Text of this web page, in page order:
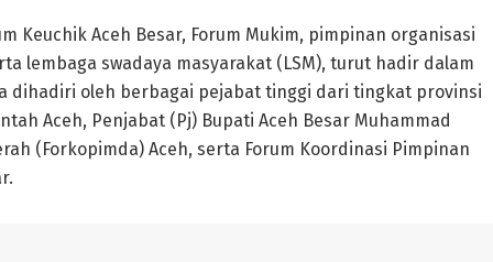
Keuchik Aceh Besar, Forum Mukim, pimpinan organisasi
lembaga swadaya masyarakat (LSM), turut hadir dalam
dihadiri oleh berbagai pejabat tinggi dari tingkat provinsi
Aceh, Penjabat (Pj) Bupati Aceh Besar Muhammad
(Forkopimda) Aceh, serta Forum Koordinasi Pimpinan